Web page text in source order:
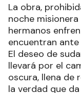
La obra,
noche
hermanos
encuentran
El deseo de
llevará por el
oscura, llena de
la verdad que